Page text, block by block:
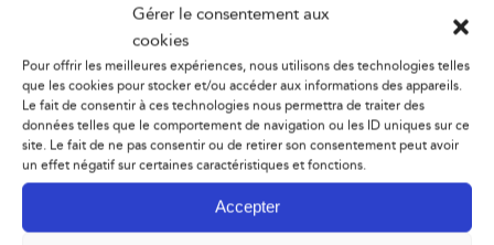
Gérer le consentement aux
cookies
Pour offrir les meilleures expériences, nous utilisons des technologies telles
que les cookies pour stocker et/ou accéder aux informations des appareils.
Le fait de consentir à ces technologies nous permettra de traiter des
données telles que le comportement de navigation ou les ID uniques sur ce
site. Le fait de ne pas consentir ou de retirer son consentement peut avoir
un effet négatif sur certaines caractéristiques et fonctions.
Accepter
Accessoires & Options
Applications conseillées
Connectivités